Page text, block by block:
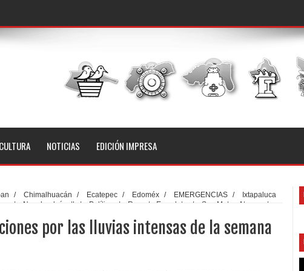
CULTURA NOTICIAS EDICIÓN IMPRESA
/ Chimalhuacán / Ecatepec / Edoméx / EMERGENCIAS /
Ixtapaluca
/ Nezahualcóyotl / Política / Reporte Escarlata / San Mateo Atenco
/
por las lluvias intensas de la semana